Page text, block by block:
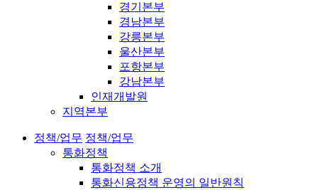
경기본부
경남본부
강릉본부
울산본부
포항본부
강남본부
인재개발원
지역본부
정책/업무 정책/업무
통화정책
통화정책 소개
통화신용정책 운영의 일반원칙